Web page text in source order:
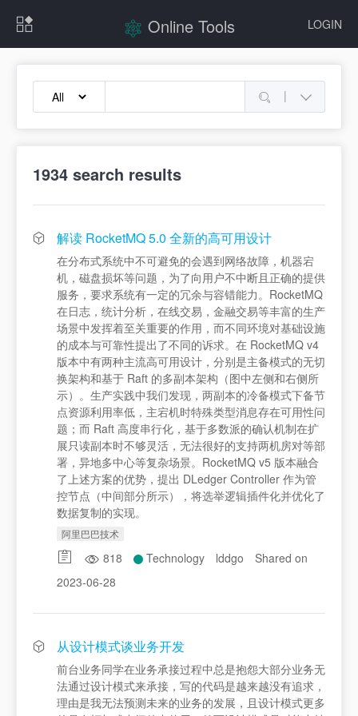
LOGIN
Online Tools
|
1934 search results
解读 RocketMQ 5.0 全新的高可用设计
在分布式系统中不可避免的会遇到网络故障，机器宕
机，磁盘损坏等问题，为了向用户不中断且正确的提供
服务，要求系统有一定的冗余与容错能力。RocketMQ
在日志，统计分析，在线交易，金融交易等丰富的生产
场景中发挥着至关重要的作用，而不同环境对基础设施
的成本与可靠性提出了不同的诉求。在 RocketMQ v4
版本中有两种主流高可用设计，分别是主备模式的无切
换架构和基于 Raft 的多副本架构（图中左侧和右侧所
示）。生产实践中我们发现，两副本的冷备模式下备节
点资源利用率低，主宕机时特殊类型消息存在可用性问
题；而 Raft 高度串行化，基于多数派的确认机制在扩
展只读副本时不够灵活，无法很好的支持两机房对等部
署，异地多中心等复杂场景。RocketMQ v5 版本融合
了上述方案的优势，提出 DLedger Controller 作为管
控节点（中间部分所示），将选举逻辑插件化并优化了
数据复制的实现。
阿里巴巴技术
818 Technology lddgo
Shared on
2023-06-28
从设计模式谈业务开发
前台业务同学在业务承接过程中总是抱怨大部分业务无
法通过设计模式来承接，写的代码是越来越没有追求，
理由是我无法预测未来的业务的发展，且设计模式更多